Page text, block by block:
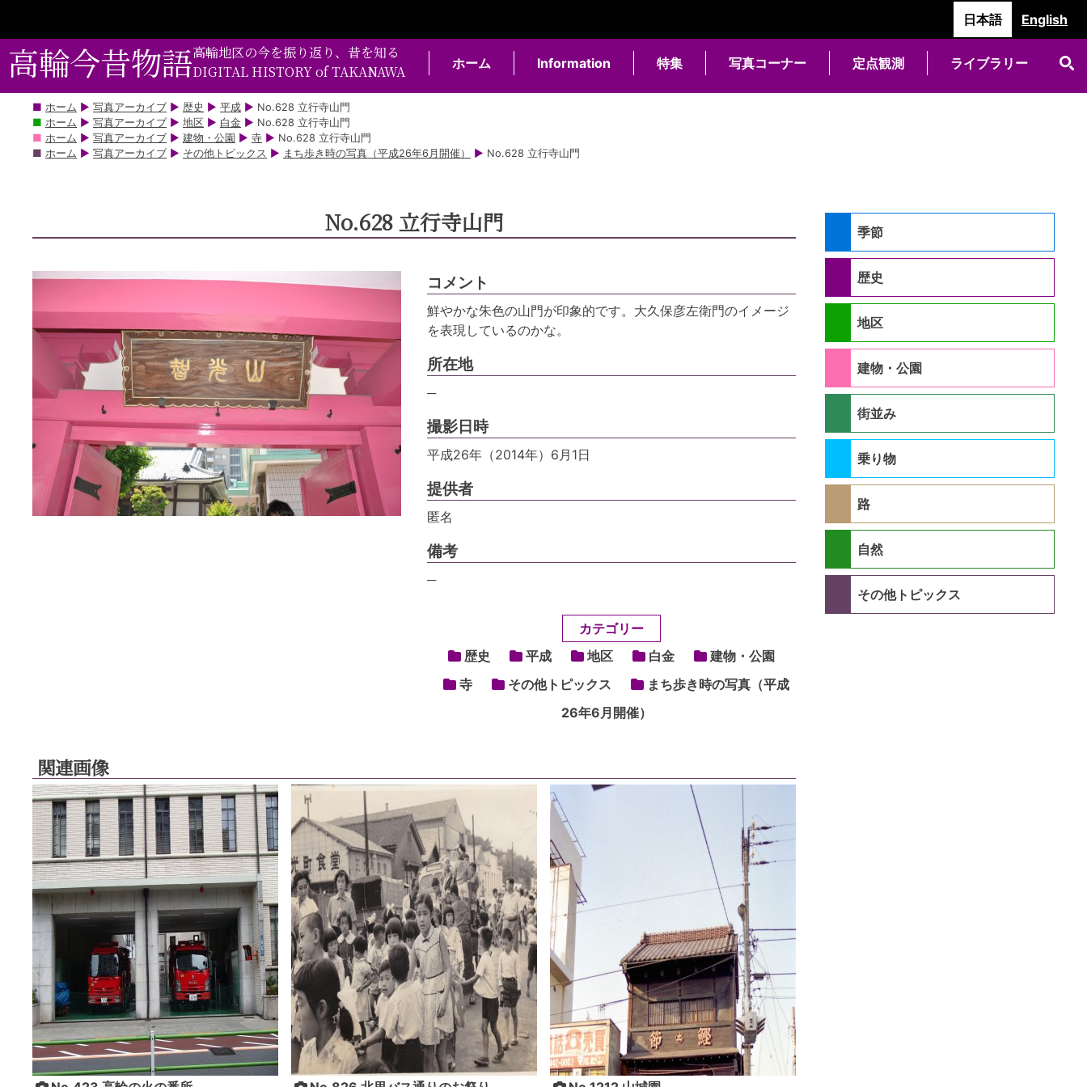
ン
日本語 English
ホーム Information 特集 写真コーナー 定点観測 ライブラリー
高輪今昔物語高輪地区の今を振り返り、昔を知る
DIGITAL HISTORY of TAKANAWA
ホーム ▶ 写真アーカイブ ▶ 歴史 ▶ 平成 ▶ No.628 立行寺山門
ホーム ▶ 写真アーカイブ ▶ 地区 ▶ 白金 ▶ No.628 立行寺山門
ホーム ▶ 写真アーカイブ ▶ 建物・公園 ▶ 寺 ▶ No.628 立行寺山門
ホーム ▶ 写真アーカイブ ▶ その他トピックス ▶ まち歩き時の写真（平成26年6月開催） ▶ No.628 立行寺山門
No.628 立行寺山門
コメント
鮮やかな朱色の山門が印象的です。大久保彦左衛門のイメージ
を表現しているのかな。
所在地
─
撮影日時
平成26年（2014年）6月1日
提供者
匿名
備考
─
カテゴリー
歴史
平成 地区 白金
建物・公園
寺
その他トピックス
まち歩き時の写真（平成
26年6月開催）
関連画像
季節
歴史
地区
建物・公園
街並み
乗り物
路
自然
その他トピックス